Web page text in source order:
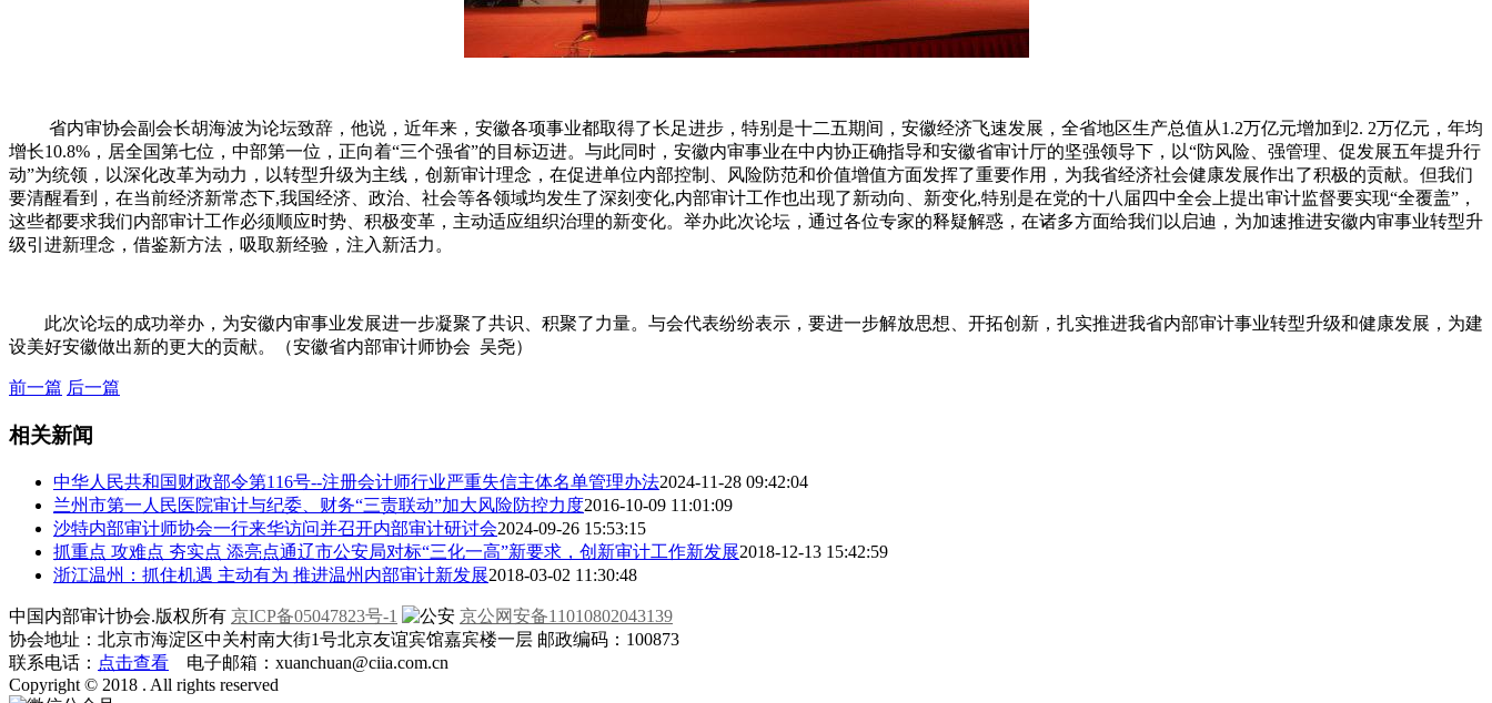
省内审协会副会长胡海波为论坛致辞，他说，近年来，安徽各项事业都取得了长足进步，特别是十二五期间，安徽经济飞速发展，全省地区生产总值从1.2万亿元增加到2. 2万亿元，年均
增长10.8%，居全国第七位，中部第一位，正向着“三个强省”的目标迈进。与此同时，安徽内审事业在中内协正确指导和安徽省审计厅的坚强领导下，以“防风险、强管理、促发展五年提升行
动”为统领，以深化改革为动力，以转型升级为主线，创新审计理念，在促进单位内部控制、风险防范和价值增值方面发挥了重要作用，为我省经济社会健康发展作出了积极的贡献。但我们
要清醒看到，在当前经济新常态下,我国经济、政治、社会等各领域均发生了深刻变化,内部审计工作也出现了新动向、新变化,特别是在党的十八届四中全会上提出审计监督要实现“全覆盖”，
这些都要求我们内部审计工作必须顺应时势、积极变革，主动适应组织治理的新变化。举办此次论坛，通过各位专家的释疑解惑，在诸多方面给我们以启迪，为加速推进安徽内审事业转型升
级引进新理念，借鉴新方法，吸取新经验，注入新活力。
此次论坛的成功举办，为安徽内审事业发展进一步凝聚了共识、积聚了力量。与会代表纷纷表示，要进一步解放思想、开拓创新，扎实推进我省内部审计事业转型升级和健康发展，为建
设美好安徽做出新的更大的贡献。（安徽省内部审计师协会 吴尧）
前一篇 后一篇
相关新闻
中华人民共和国财政部令第116号--注册会计师行业严重失信主体名单管理办法2024-11-28 09:42:04
兰州市第一人民医院审计与纪委、财务“三责联动”加大风险防控力度2016-10-09 11:01:09
沙特内部审计师协会一行来华访问并召开内部审计研讨会2024-09-26 15:53:15
抓重点 攻难点 夯实点 添亮点通辽市公安局对标“三化一高”新要求，创新审计工作新发展2018-12-13 15:42:59
浙江温州：抓住机遇 主动有为 推进温州内部审计新发展2018-03-02 11:30:48
中国内部审计协会.版权所有 京ICP备05047823号-1
京公网安备11010802043139
协会地址：北京市海淀区中关村南大街1号北京友谊宾馆嘉宾楼一层 邮政编码：100873
联系电话： 点击查看 电子邮箱：xuanchuan@ciia.com.cn
Copyright © 2018 . All rights reserved